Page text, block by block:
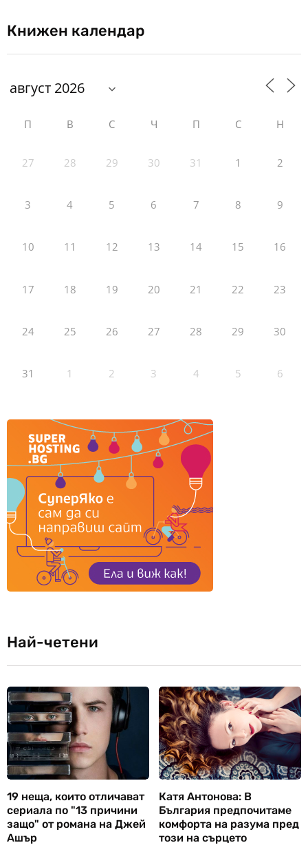
Книжен календар
П В С Ч П С Н
27 28 29 30 31 1 2
3 4 5 6 7 8 9
10 11 12 13 14 15 16
17 18 19 20 21 22 23
24 25 26 27 28 29 30
31 1 2 3 4 5 6
Най-четени
19 неща, които отличават
сериала по "13 причини
защо" от романа на Джей
Ашър
Катя Антонова: В
България предпочитаме
комфорта на разума пред
този на сърцето